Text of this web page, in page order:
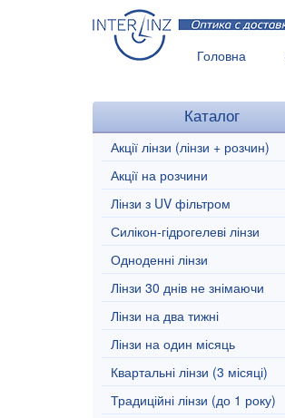
Головна
Каталог
Акції лінзи (лінзи + розчин)
Акції на розчини
Лінзи з UV фільтром
Силікон-гідрогелеві лінзи
Одноденні лінзи
Лінзи 30 днів не знімаючи
Лінзи на два тижні
Лінзи на один місяць
Квартальні лінзи (3 місяці)
Традиційні лінзи (до 1 року)